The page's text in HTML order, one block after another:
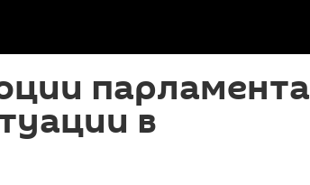
парламента
в